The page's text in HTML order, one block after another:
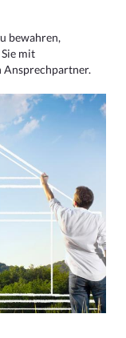
bewahren,
mit
Ansprechpartner.